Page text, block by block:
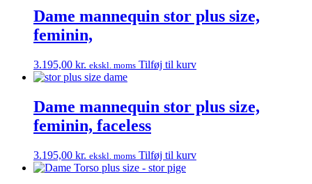
Dame mannequin stor plus size,
feminin,
3.195,00 kr. ekskl. moms Tilføj til kurv
Dame mannequin stor plus size,
feminin, faceless
3.195,00 kr. ekskl. moms Tilføj til kurv